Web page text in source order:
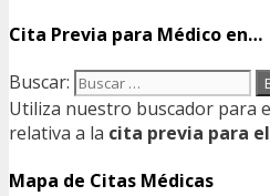
Cita Previa para Médico en…
Buscar:
Utiliza nuestro buscador para
relativa a la cita previa para
Mapa de Citas Médicas